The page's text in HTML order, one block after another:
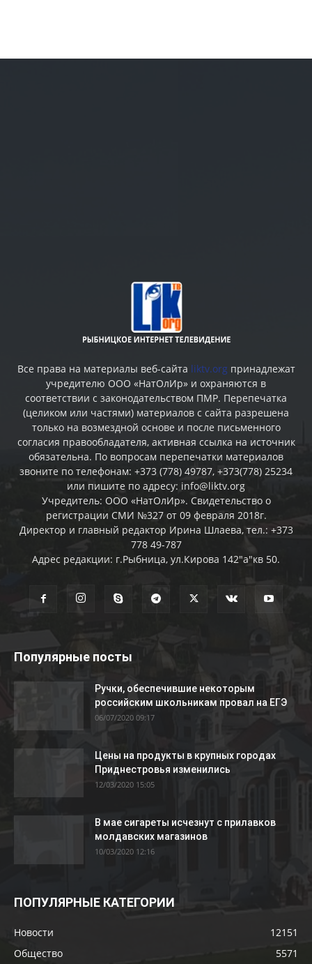
Все права на материалы веб-сайта liktv.org принадлежат
учредителю ООО «НатОлИр» и охраняются в
соответствии с законодательством ПМР. Перепечатка
(целиком или частями) материалов c сайта разрешена
только на возмездной основе и после письменного
согласия правообладателя, активная ссылка на источник
обязательна. По вопросам перепечатки материалов
звоните по телефонам: +373 (778) 49787, +373(778) 25234
или пишите по адресу: info@liktv.org
Учредитель: ООО «НатОлИр». Свидетельство о
регистрации СМИ №327 от 09 февраля 2018г.
Директор и главный редактор Ирина Шлаева, тел.: +373
778 49-787
Адрес редакции: г.Рыбница, ул.Кирова 142"а"кв 50.
Популярные посты
Ручки, обеспечившие некоторым
российским школьникам провал на ЕГЭ
06/07/2020 09:17
Цены на продукты в крупных городах
Приднестровья изменились
12/03/2020 15:05
В мае сигареты исчезнут с прилавков
молдавских магазинов
10/03/2020 12:16
ПОПУЛЯРНЫЕ КАТЕГОРИИ
Новости
12151
Общество
5571